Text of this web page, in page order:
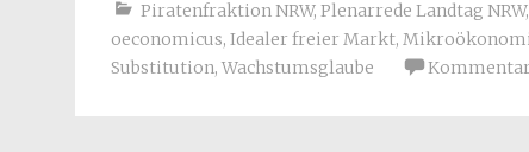
Piratenfraktion NRW, Plenarrede Landtag NRW,
oeconomicus, Idealer freier Markt,
Substitution, Wachstumsglaube